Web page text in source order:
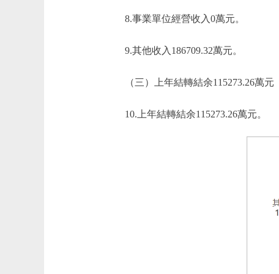
8.事業單位經營收入0萬元。
9.其他收入186709.32萬元。
（三）上年結轉結余115273.26萬元
10.上年結轉結余115273.26萬元。